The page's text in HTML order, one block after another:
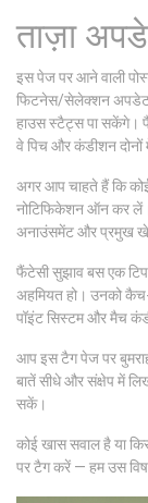
ताज़ा
इस पेज पर आने वाली
फिटनेस/सेलेक्शन अपडेट।
हाउस स्टैट्स पा सकेंगे।
वे पिच और कंडीशन
अगर आप चाहते हैं कि
नोटिफिकेशन ऑन कर लें।
अनाउंसमेंट और प्रमुख
फैंटेसी सुझाव बस एक
अहमियत हो। उनको
पॉइंट सिस्टम और मैच
आप इस टैग पेज पर
बातें सीधे और संक्षेप में
सकें।
कोई खास सवाल है या
पर टैग करें — हम उस